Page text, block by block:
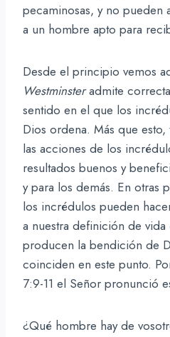
pecaminosas, y no pueden
a un hombre apto para
Desde el principio vemos
Westminsteradmite
sentido en el que los
Dios ordena. Más que
las acciones de los
resultados buenos y
y para los demás. En otras
los incrédulos pueden
a nuestra definición de
producen la bendición de
coinciden en este punto.
7:9-11 el Señor pronunció
¿Qué hombre hay de